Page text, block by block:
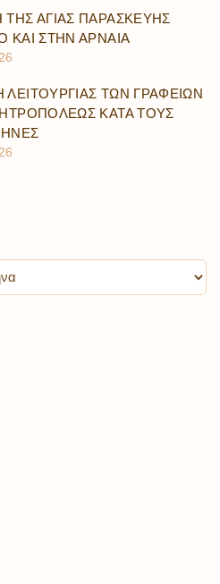
ΑΓΙΑΣ ΠΑΡΑΣΚΕΥΗΣ
ΚΑΙ ΣΤΗΝ ΑΡΝΑΙΑ
ΤΩΝ ΓΡΑΦΕΙΩΝ
ΚΑΤΑ ΤΟΥΣ